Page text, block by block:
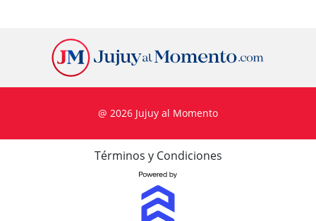
@ 2026 Jujuy al Momento
Términos y Condiciones